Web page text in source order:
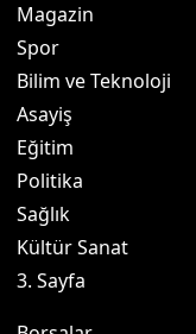
Magazin
Spor
Bilim ve Teknoloji
Asayiş
Eğitim
Politika
Sağlık
Kültür Sanat
3. Sayfa